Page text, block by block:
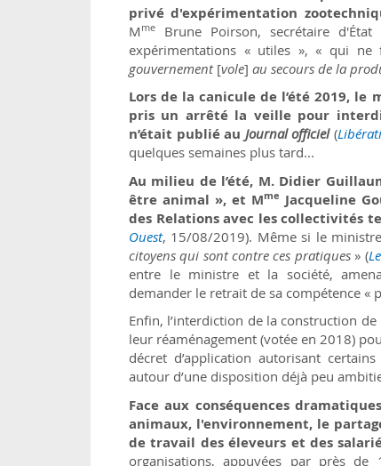
privé d'expérimentation
M me
Brune Poirson, secrétaire
expérimentations « utiles », « qui
gouvernement [vole] au secours de la
Lors de la canicule de l’été 2019,
pris un arrêté la veille pour
n’était publié au Journal officiel(
quelques semaines plus tard...
Au milieu de l’été, M. Didier
être animal », et Mme Jacqueline
des Relations avec les collectivités
Ouest, 15/08/2019). Même si le
citoyens qui sont contre ces pratiques» (
entre le ministre et la société,
demander le retrait de sa compétence «
Enfin, l’interdiction de la construction
leur réaménagement (votée en 2018)
décret d’application autorisant
autour d’une disposition déjà peu
Face aux conséquences
animaux, l'environnement, le
de travail des éleveurs et des
organisations, appuyées par près